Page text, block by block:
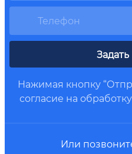
Нажимая кнопку
согласие на обработку
Или